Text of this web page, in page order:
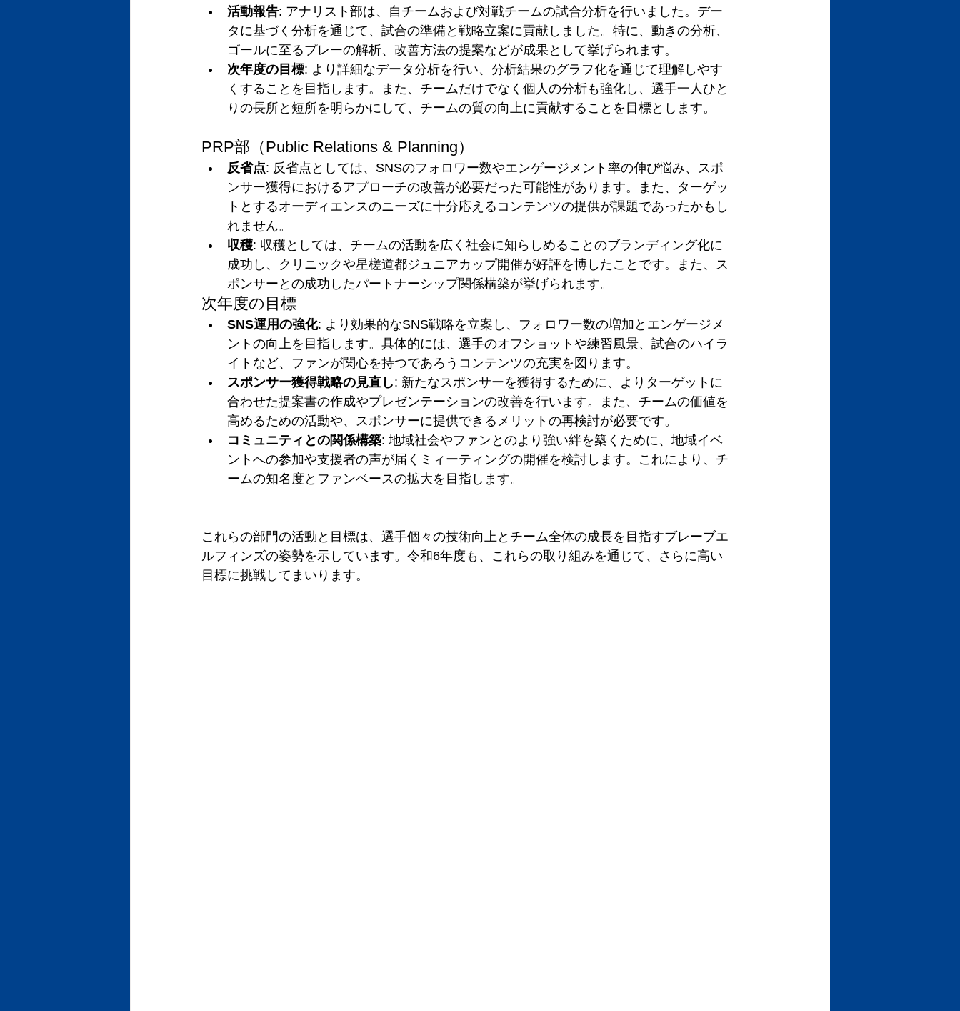
活動報告: アナリスト部は、自チームおよび対戦チームの試合分析を行いました。デー
タに基づく分析を通じて、試合の準備と戦略立案に貢献しました。特に、動きの分析、
ゴールに至るプレーの解析、改善方法の提案などが成果として挙げられます。
次年度の目標: より詳細なデータ分析を行い、分析結果のグラフ化を通じて理解しやす
くすることを目指します。また、チームだけでなく個人の分析も強化し、選手一人ひと
りの長所と短所を明らかにして、チームの質の向上に貢献することを目標とします。
PRP部（Public Relations & Planning）
反省点: 反省点としては、SNSのフォロワー数やエンゲージメント率の伸び悩み、スポ
ンサー獲得におけるアプローチの改善が必要だった可能性があります。また、ターゲッ
トとするオーディエンスのニーズに十分応えるコンテンツの提供が課題であったかもし
れません。
収穫: 収穫としては、チームの活動を広く社会に知らしめることのブランディング化に
成功し、クリニックや星槎道都ジュニアカップ開催が好評を博したことです。また、ス
ポンサーとの成功したパートナーシップ関係構築が挙げられます。
次年度の目標
SNS運用の強化: より効果的なSNS戦略を立案し、フォロワー数の増加とエンゲージメ
ントの向上を目指します。具体的には、選手のオフショットや練習風景、試合のハイラ
イトなど、ファンが関心を持つであろうコンテンツの充実を図ります。
スポンサー獲得戦略の見直し: 新たなスポンサーを獲得するために、よりターゲットに
合わせた提案書の作成やプレゼンテーションの改善を行います。また、チームの価値を
高めるための活動や、スポンサーに提供できるメリットの再検討が必要です。
コミュニティとの関係構築: 地域社会やファンとのより強い絆を築くために、地域イベ
ントへの参加や支援者の声が届くミィーティングの開催を検討します。これにより、チ
ームの知名度とファンベースの拡大を目指します。
これらの部門の活動と目標は、選手個々の技術向上とチーム全体の成長を目指すブレーブエ
ルフィンズの姿勢を示しています。令和6年度も、これらの取り組みを通じて、さらに高い
目標に挑戦してまいります。